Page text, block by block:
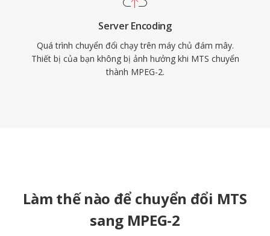
Server Encoding
Quá trình chuyển đổi chạy trên máy chủ đám mây.
Thiết bị của bạn không bị ảnh hưởng khi MTS chuyển
thành MPEG-2.
Làm thế nào để chuyển đổi MTS
sang MPEG-2